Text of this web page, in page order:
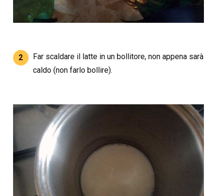
2
Far scaldare il latte in un bollitore, non appena sarà
caldo (non farlo bollire).